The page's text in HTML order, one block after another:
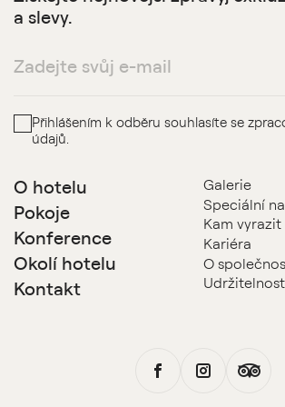
O hotelu
Pokoje
Konference
Okolí hotelu
Kontakt
Galerie
Speciální
Kam vyrazit
Kariéra
O
Udržitelnost
a slevy.
Přihlášením k odběru souhlasíte se
údajů.